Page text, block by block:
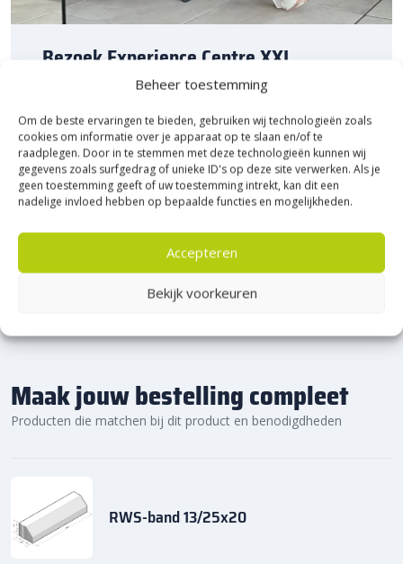
Beheer toestemming
Om de beste ervaringen te bieden, gebruiken wij technologieën zoals
cookies om informatie over je apparaat op te slaan en/of te
raadplegen. Door in te stemmen met deze technologieën kunnen wij
gegevens zoals surfgedrag of unieke ID's op deze site verwerken. Als je
geen toestemming geeft of uw toestemming intrekt, kan dit een
nadelige invloed hebben op bepaalde functies en mogelijkheden.
Accepteren
Bekijk voorkeuren
Bezoek Experience Centre XXL
Bijna het gehele Kijlstra assortiment vind je in het
prachtige Heerde.
★ 2.500m² Experience Centre XXL in Heerde!
Kom gezellig langs!
Maak jouw bestelling compleet
Producten die matchen bij dit product en benodigdheden
RWS-band 13/25x20